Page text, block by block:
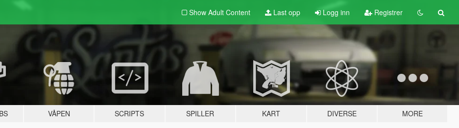
Show Adult Content Last opp Logg inn Registrer
VÅPEN SCRIPTS SPILLER KART DIVERSE MORE